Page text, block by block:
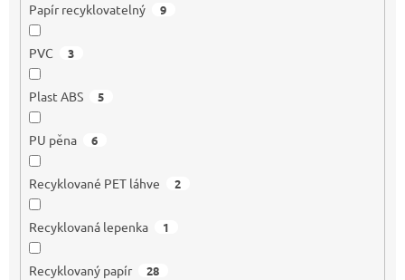
Papír recyklovatelný 9
PVC 3
Plast ABS 5
PU pěna 6
Recyklované PET láhve 2
Recyklovaná lepenka 1
Recyklovaný papír 28